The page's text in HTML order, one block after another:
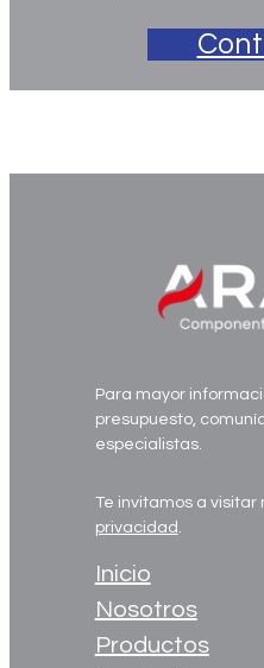
Para mayor
presupuesto,
especialistas.
Te invitamos a visitar
privacidad
Inicio
Nosotros
Productos